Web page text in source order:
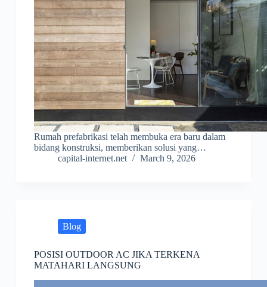
Rumah prefabrikasi telah membuka era baru dalam
bidang konstruksi, memberikan solusi yang…
capital-internet.net
March 9, 2026
Blog
POSISI OUTDOOR AC JIKA TERKENA
MATAHARI LANGSUNG